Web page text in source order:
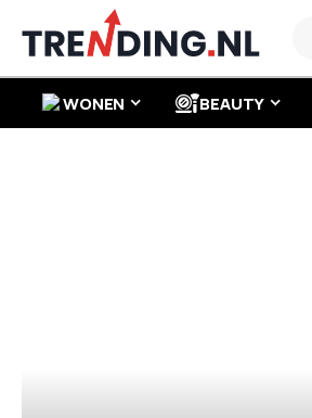
WONEN BEAUTY